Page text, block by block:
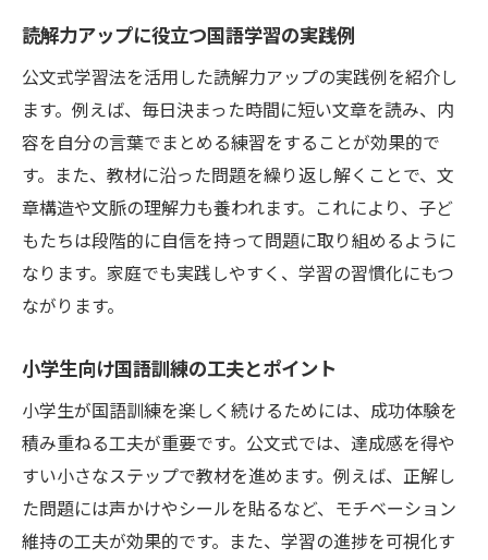
公文式学習で身につく小学生の国語力とは
方
公文式を継続することで得られる国語力の
変化
国語の苦手意識を克服する学び方とは
小学生が国語への苦手意識を減らすポイン
ト
読解力不足を補う国語訓練の進め方
公文式で国語の苦手意識がなくなる理由
読解力向上に必要な国語学習の工夫とは
小学生のやる気を引き出す国語訓練の方法
読解力を伸ばす日々の国語学習ポイント
毎日の国語学習で読解力を高めるコツ
読解力アップに役立つ国語学習の実践例
公文式学習法を活用した読解力アップの実践例を紹介し
ます。例えば、毎日決まった時間に短い文章を読み、内
容を自分の言葉でまとめる練習をすることが効果的で
す。また、教材に沿った問題を繰り返し解くことで、文
章構造や文脈の理解力も養われます。これにより、子ど
もたちは段階的に自信を持って問題に取り組めるように
なります。家庭でも実践しやすく、学習の習慣化にもつ
ながります。
小学生向け国語訓練の工夫とポイント
小学生が国語訓練を楽しく続けるためには、成功体験を
積み重ねる工夫が重要です。公文式では、達成感を得や
すい小さなステップで教材を進めます。例えば、正解し
た問題には声かけやシールを貼るなど、モチベーション
維持の工夫が効果的です。また、学習の進捗を可視化す